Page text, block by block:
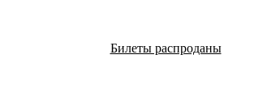
Билеты распроданы